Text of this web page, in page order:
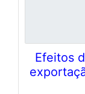
Efeitos